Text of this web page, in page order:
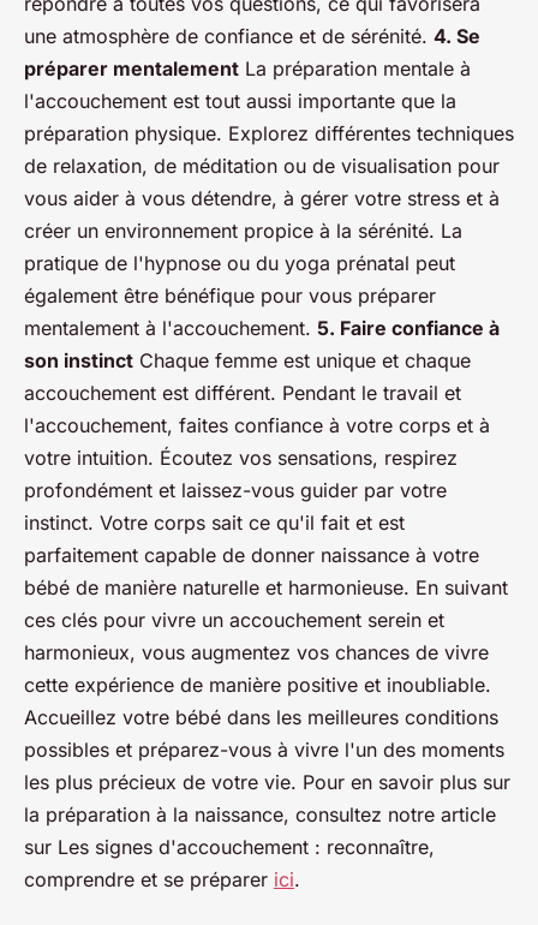
une atmosphère de confiance et de sérénité. 4. Se
préparer mentalement La préparation mentale à
l'accouchement est tout aussi importante que la
préparation physique. Explorez différentes techniques
de relaxation, de méditation ou de visualisation pour
vous aider à vous détendre, à gérer votre stress et à
créer un environnement propice à la sérénité. La
pratique de l'hypnose ou du yoga prénatal peut
également être bénéfique pour vous préparer
mentalement à l'accouchement. 5. Faire confiance à
son instinct Chaque femme est unique et chaque
accouchement est différent. Pendant le travail et
l'accouchement, faites confiance à votre corps et à
votre intuition. Écoutez vos sensations, respirez
profondément et laissez-vous guider par votre
instinct. Votre corps sait ce qu'il fait et est
parfaitement capable de donner naissance à votre
bébé de manière naturelle et harmonieuse. En suivant
ces clés pour vivre un accouchement serein et
harmonieux, vous augmentez vos chances de vivre
cette expérience de manière positive et inoubliable.
Accueillez votre bébé dans les meilleures conditions
possibles et préparez-vous à vivre l'un des moments
les plus précieux de votre vie. Pour en savoir plus sur
la préparation à la naissance, consultez notre article
sur Les signes d'accouchement : reconnaître,
comprendre et se préparer ici.